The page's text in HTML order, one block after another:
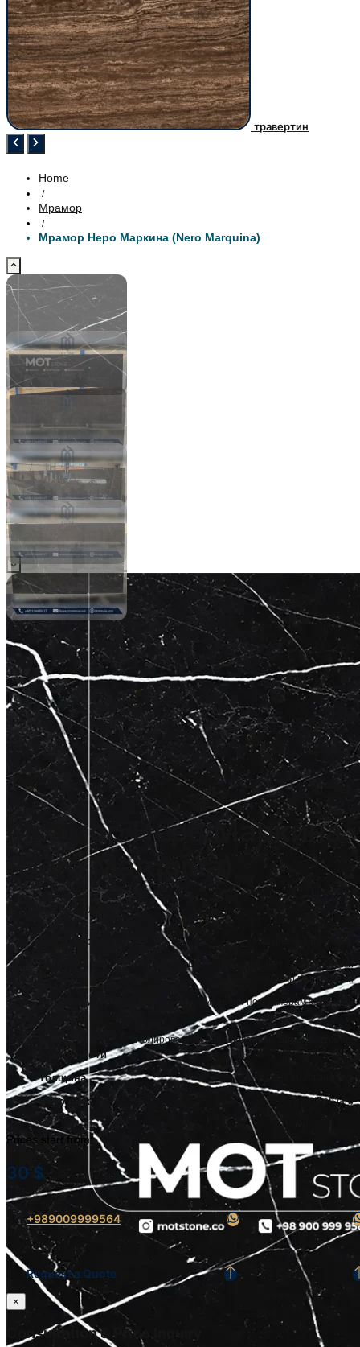
травертин
Home
/
Мрамор
/
Мрамор Неро Маркина (Nero Marquina)
Мрамор Неро Маркина
(Nero Marquina)
Product Features
Тип материала Натуральный мрамор
Насыщенный черный цвет с эффектными
белыми прожилками
Формы выпуска
продукции
Слэбы, плитка, изделия по размерам заказчика
Качество
поверхности
Полированная, шлифованная, брашированная
Толщина 2 см, 3 см (стандарт)
Источник Iran (Persian)
Prices start from:
30 $
+989009999564
Request a Quote
×
Consultation & Price Inquiry